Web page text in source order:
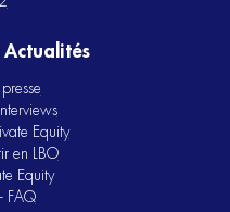
Actualités
Equity
en LBO
Equity
FAQ